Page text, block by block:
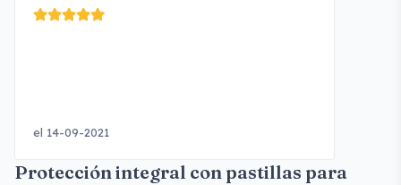
el 14-09-2021
Protección integral con pastillas para